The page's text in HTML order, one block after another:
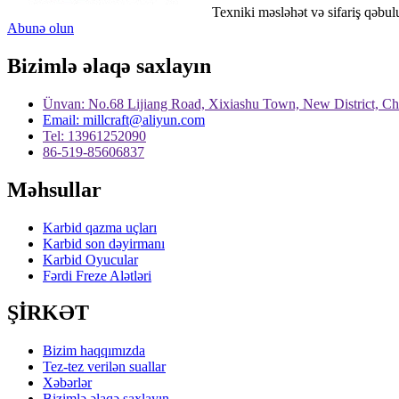
Texniki məsləhət və sifariş
Abunə olun
Bizimlə əlaqə saxlayın
Ünvan: No.68 Lijiang Road, Xixiashu Town, New District,
Email: millcraft@aliyun.com
Tel: 13961252090
86-519-85606837
Məhsullar
Karbid qazma uçları
Karbid son dəyirmanı
Karbid Oyucular
Fərdi Freze Alətləri
ŞİRKƏT
Bizim haqqımızda
Tez-tez verilən suallar
Xəbərlər